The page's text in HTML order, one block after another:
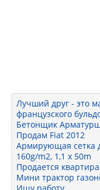
Лучший друг - это
французского
Бетонщик
Продам Fiat 2012
Армирующая сетка
160g/m2, 1,1 x 50m
Продается
Мини трактор